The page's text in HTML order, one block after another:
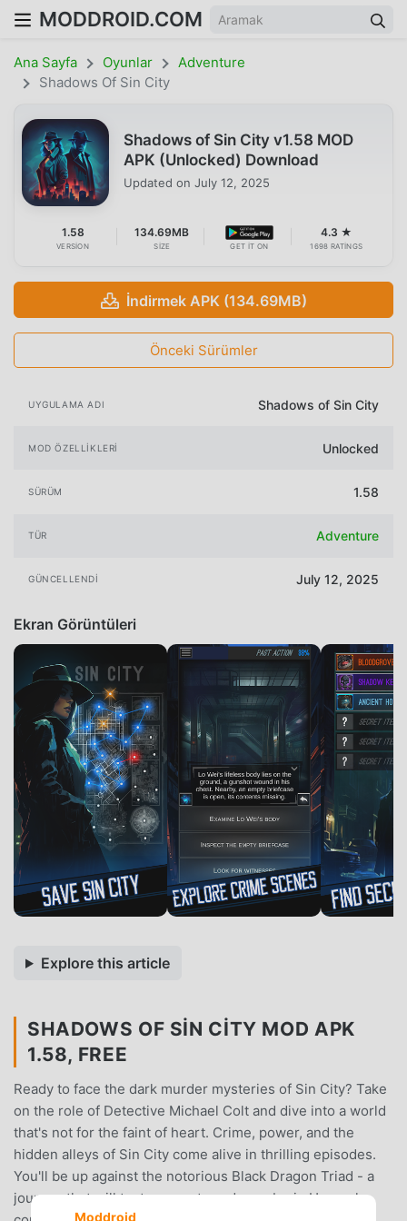
MODDROID.COM
Ana Sayfa Oyunlar
Adventure
Shadows Of Sin City
Shadows of Sin City v1.58 MOD
APK (Unlocked) Download
Updated on July 12, 2025
1.58
VERSION
134.69MB
SIZE GET IT ON
4.3 ★
1698 RATINGS
İndirmek APK (134.69MB)
Önceki Sürümler
UYGULAMA ADI Shadows of Sin City
MOD ÖZELLIKLERI Unlocked
SÜRÜM 1.58
TÜR Adventure
GÜNCELLENDI July 12, 2025
Ekran Görüntüleri
Explore this article
SHADOWS OF SIN CITY MOD APK
1.58, FREE
Ready to face the dark murder mysteries of Sin City? Take
on the role of Detective Michael Colt and dive into a world
that's not for the faint of heart. Crime, power, and the
hidden alleys of Sin City come alive in thrilling episodes.
You'll be up against the notorious Black Dragon Triad - a
journey that will test your guts and your brain.Unravel
Moddroid